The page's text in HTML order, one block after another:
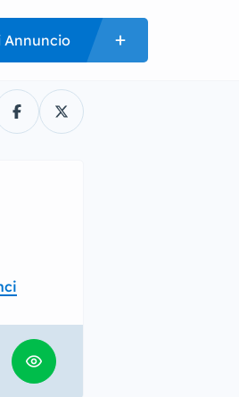
Annuncio